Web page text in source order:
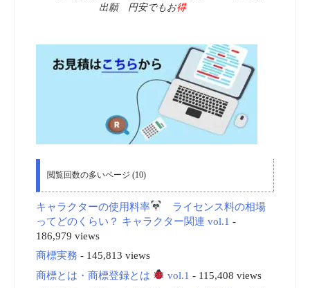
出願 円安でもお得
閲覧回数の多いページ (10)
キャラクターの使用料率
ライセンス料の相場
ってどのくらい？ キャラクター関連 vol.1 -
186,979 views
商標実務 - 145,813 views
商標とは・商標登録とは
vol.1 - 115,408 views